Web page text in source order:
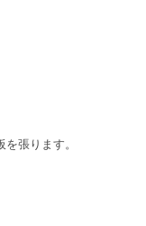
張ります。